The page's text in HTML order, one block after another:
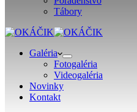
Tábory
Galéria
Fotogaléria
Videogaléria
Novinky
Kontakt